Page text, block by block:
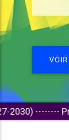
⋅⋅⋅⋅⋅⋅⋅⋅Prix